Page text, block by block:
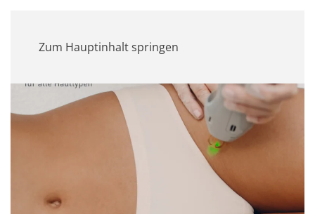
Zum Hauptinhalt springen